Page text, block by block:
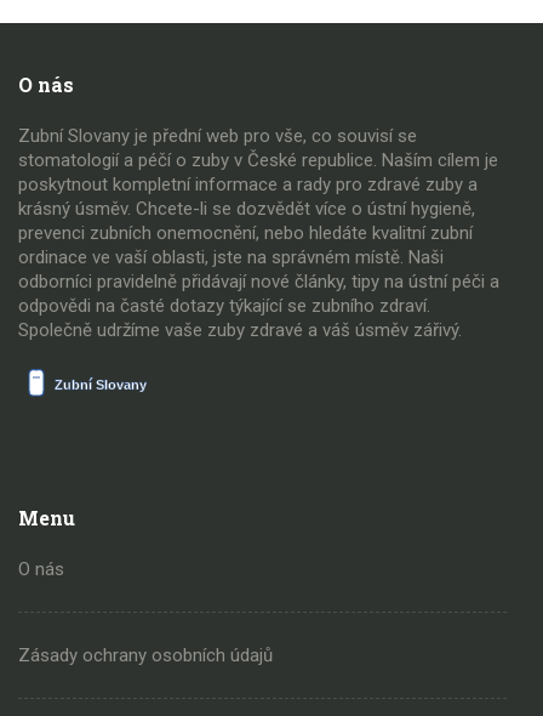
O nás
Zubní Slovany je přední web pro vše, co souvisí se
stomatologií a péčí o zuby v České republice. Naším cílem je
poskytnout kompletní informace a rady pro zdravé zuby a
krásný úsměv. Chcete-li se dozvědět více o ústní hygieně,
prevenci zubních onemocnění, nebo hledáte kvalitní zubní
ordinace ve vaší oblasti, jste na správném místě. Naši
odborníci pravidelně přidávají nové články, tipy na ústní péči a
odpovědi na časté dotazy týkající se zubního zdraví.
Společně udržíme vaše zuby zdravé a váš úsměv zářivý.
Menu
O nás
Zásady ochrany osobních údajů